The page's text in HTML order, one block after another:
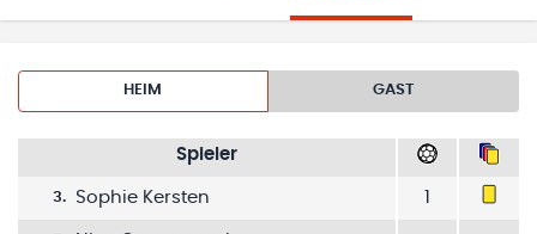
HEIM GAST
Spieler
3. Sophie Kersten